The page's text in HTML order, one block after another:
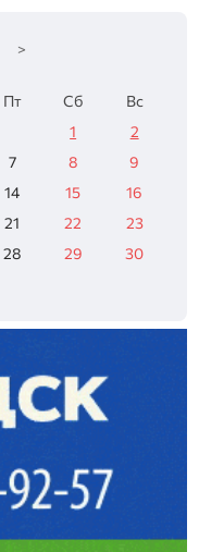
>
Пт Сб
Вс
1
2
7 8
9
14 15
16
21 22
23
28 29
30